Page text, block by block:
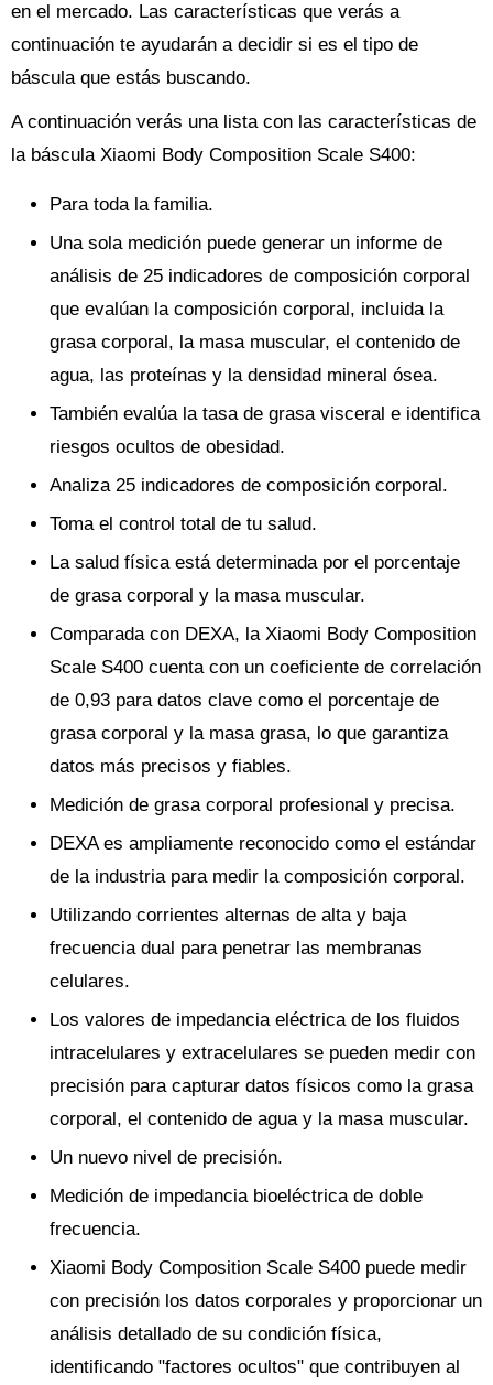
en el mercado. Las características que verás a
continuación te ayudarán a decidir si es el tipo de
báscula que estás buscando.
A continuación verás una lista con las características de
la báscula Xiaomi Body Composition Scale S400:
Para toda la familia.
Una sola medición puede generar un informe de
análisis de 25 indicadores de composición corporal
que evalúan la composición corporal, incluida la
grasa corporal, la masa muscular, el contenido de
agua, las proteínas y la densidad mineral ósea.
También evalúa la tasa de grasa visceral e identifica
riesgos ocultos de obesidad.
Analiza 25 indicadores de composición corporal.
Toma el control total de tu salud.
La salud física está determinada por el porcentaje
de grasa corporal y la masa muscular.
Comparada con DEXA, la Xiaomi Body Composition
Scale S400 cuenta con un coeficiente de correlación
de 0,93 para datos clave como el porcentaje de
grasa corporal y la masa grasa, lo que garantiza
datos más precisos y fiables.
Medición de grasa corporal profesional y precisa.
DEXA es ampliamente reconocido como el estándar
de la industria para medir la composición corporal.
Utilizando corrientes alternas de alta y baja
frecuencia dual para penetrar las membranas
celulares.
Los valores de impedancia eléctrica de los fluidos
intracelulares y extracelulares se pueden medir con
precisión para capturar datos físicos como la grasa
corporal, el contenido de agua y la masa muscular.
Un nuevo nivel de precisión.
Medición de impedancia bioeléctrica de doble
frecuencia.
Xiaomi Body Composition Scale S400 puede medir
con precisión los datos corporales y proporcionar un
análisis detallado de su condición física,
identificando "factores ocultos" que contribuyen al